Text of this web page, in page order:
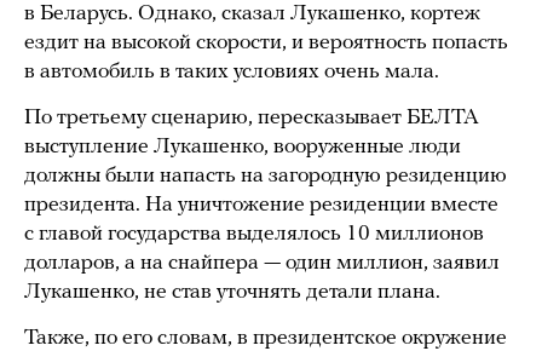
в Беларусь. Однако, сказал Лукашенко, кортеж
ездит на высокой скорости, и вероятность попасть
в автомобиль в таких условиях очень мала.
По третьему сценарию, пересказывает БЕЛТА
выступление Лукашенко, вооруженные люди
должны были напасть на загородную резиденцию
президента. На уничтожение резиденции вместе
с главой государства выделялось 10 миллионов
долларов, а на снайпера — один миллион, заявил
Лукашенко, не став уточнять детали плана.
Также, по его словам, в президентское окружение